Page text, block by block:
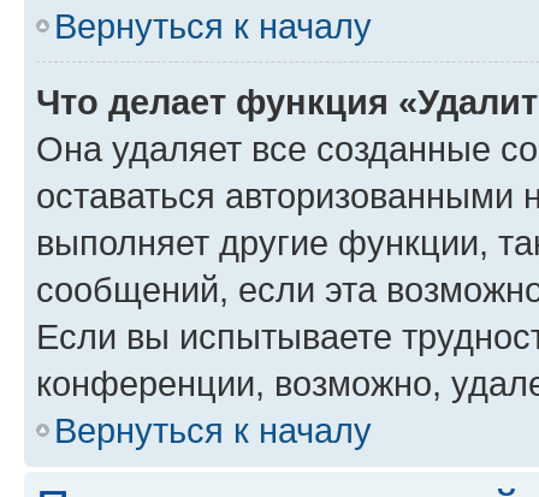
Вернуться к началу
Что делает функция
Она удаляет все созданные
оставаться авторизованными
выполняет другие функции,
сообщений, если эта
Если вы испытываете
конференции, возможно,
Вернуться к началу